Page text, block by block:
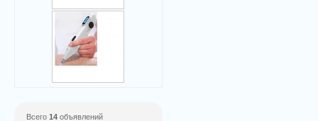
Всего 14 объявлений